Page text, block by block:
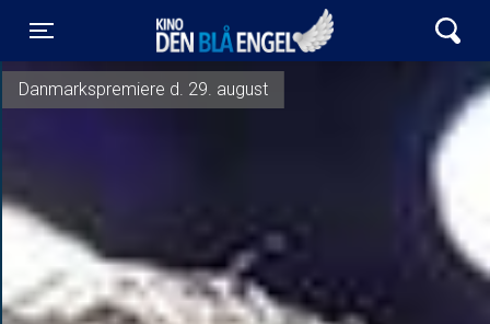
Toggle navigation
Kino Den Blå Engel
Danmarkspremiere d. 29. august